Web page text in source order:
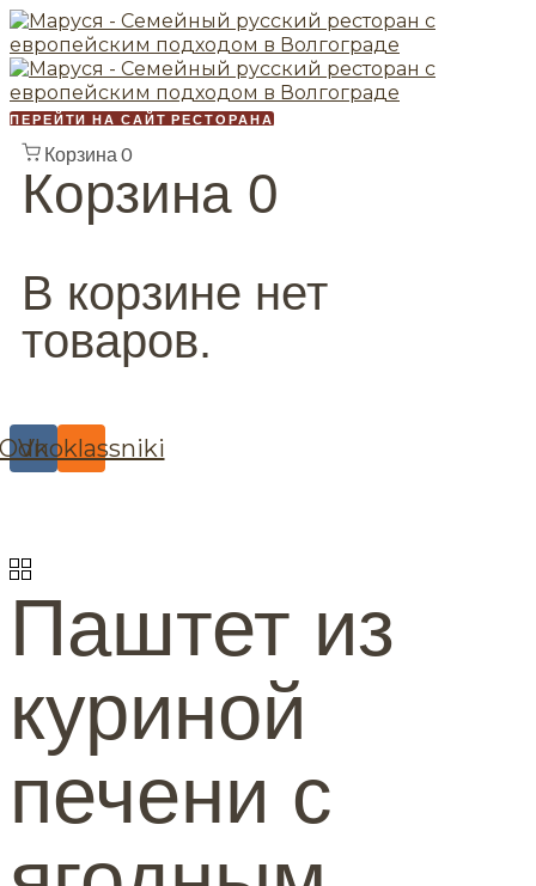
ПЕРЕЙТИ НА САЙТ РЕСТОРАНА
Корзина 0
Корзина 0
В корзине нет
товаров.
Vk
Паштет из
куриной
печени с